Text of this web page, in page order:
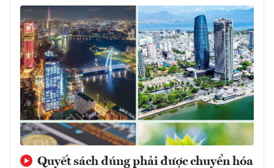
Quyết sách đúng phải được chuyển hóa